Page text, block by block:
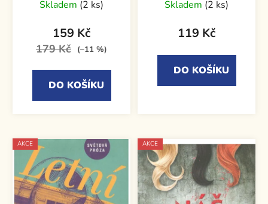
Skladem (2 ks)
159 Kč
179 Kč (–11 %)
DO KOŠÍKU
Skladem (2 ks)
119 Kč
DO KOŠÍKU
AKCE AKCE